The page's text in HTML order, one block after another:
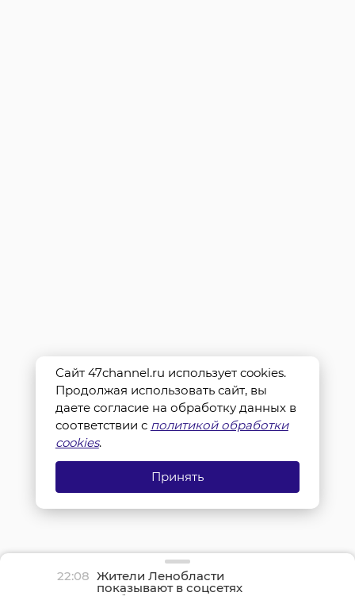
22:08 Жители Ленобласти
показывают в соцсетях
грибные трофеи
Сайт 47channel.ru использует cookies.
Продолжая использовать сайт, вы
даете согласие на обработку данных в
соответствии с политикой обработки
cookies.
Принять